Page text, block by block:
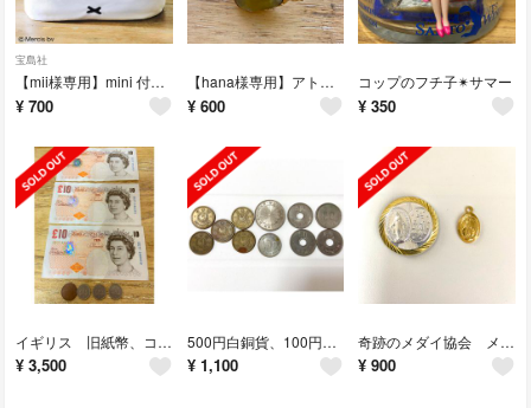
宝島社
【mii様専用】mini 付録 ミッフィーふわふわ ティッシュボックスカバー
¥ 700
【hana様専用】アトリエモモさん ピアス・ブレスレット・指輪セット
¥ 600
コップのフチ子✴︎サマー
¥ 350
イギリス 旧紙幣、コイン
¥ 3,500
500円白銅貨、100円銀貨、50円、5円ニッケル貨
¥ 1,100
奇跡のメダイ協会 メダイユ
¥ 900